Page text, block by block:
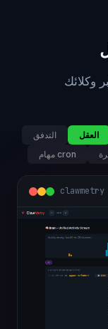
التدفق العقل
مهام cron
clawmetry